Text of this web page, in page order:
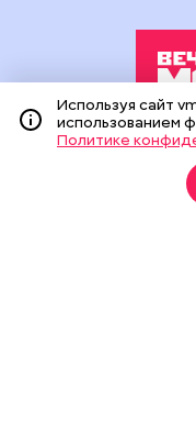
Издание создано при
средств массовой
На сайте применяются
(информационные
Используя сайт
использованием
Политике